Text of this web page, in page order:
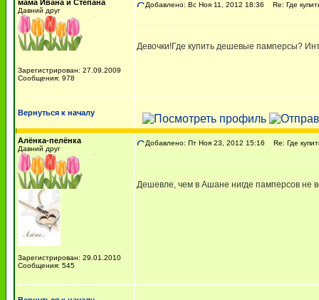
мама Ивана и Степана
Давний друг
Зарегистрирован: 27.09.2009
Сообщения: 978
Добавлено: Вс Ноя 11, 2012 18:36 Re: Где
Девочки!Где купить дешевые памперсы?
Вернуться к началу
Алёнка-пелёнка
Давний друг
Зарегистрирован: 29.01.2010
Сообщения: 545
Добавлено: Пт Ноя 23, 2012 15:16 Re: Где
Дешевле, чем в Ашане нигде памперсов не